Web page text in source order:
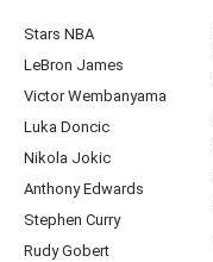
Stars NBA
LeBron James
Victor Wembanyama
Luka Doncic
Nikola Jokic
Anthony Edwards
Stephen Curry
Rudy Gobert